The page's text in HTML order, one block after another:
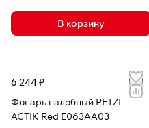
В корзину
6 244 ₽
Фонарь налобный PETZL
ACTIK Red E063AA03